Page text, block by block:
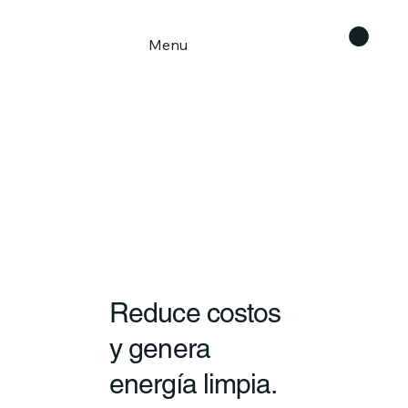
Menu
Reduce costos
y genera
energía limpia.